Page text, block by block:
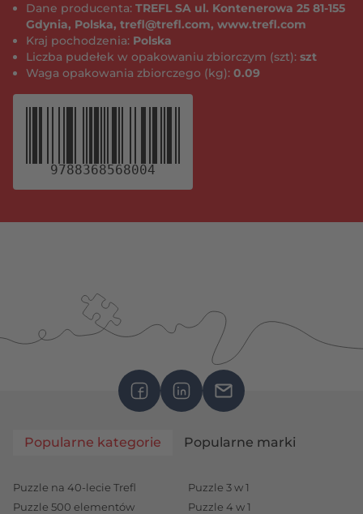
Dane producenta: TREFL SA ul. Kontenerowa 25 81-155
Gdynia, Polska, trefl@trefl.com, www.trefl.com
Kraj pochodzenia: Polska
Liczba pudełek w opakowaniu zbiorczym (szt): szt
Waga opakowania zbiorczego (kg): 0.09
9788368568004
Popularne kategorie Popularne marki
Puzzle na 40-lecie Trefl
Puzzle 500 elementów
Puzzle 3 w 1
Puzzle 4 w 1